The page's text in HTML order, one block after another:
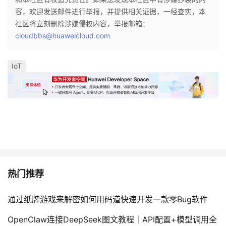
容，欢迎发送邮件进行举报，并提供相关证据，一经查实，本
社区将立刻删除涉嫌侵权内容，举报邮箱：
cloudbbs@huaweicloud.com
IoT
热门推荐
通过纸牌游戏来解密如何用码道快速开发一款零Bug软件
OpenClaw连接DeepSeek图文教程｜API配置+模型调用全